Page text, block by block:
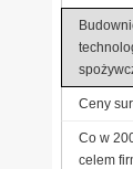
Ceny
Co w
celem